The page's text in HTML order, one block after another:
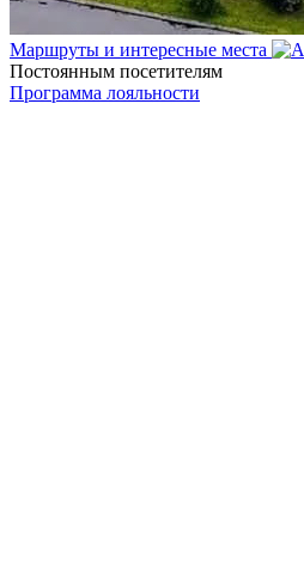
Маршруты и интересные места
Постоянным посетителям
Программа лояльности